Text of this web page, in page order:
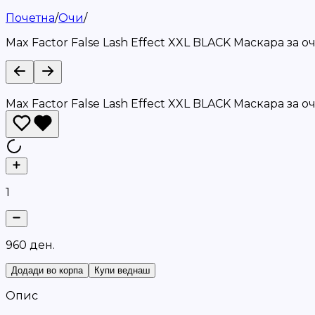
Почетна/Очи/
Max Factor False Lash Effect XXL BLACK Маскара за
Max Factor False Lash Effect XXL BLACK Маскара за
1
960 ден.
Додади во корпа Купи веднаш
Опис